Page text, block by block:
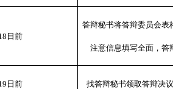
日前
答辩秘书将答辩委员会表
注意信息填写全面，答
日前 找答辩秘书领取答辩决